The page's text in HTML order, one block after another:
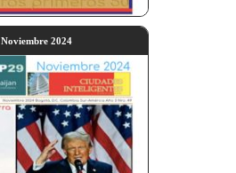
Noviembre 2024